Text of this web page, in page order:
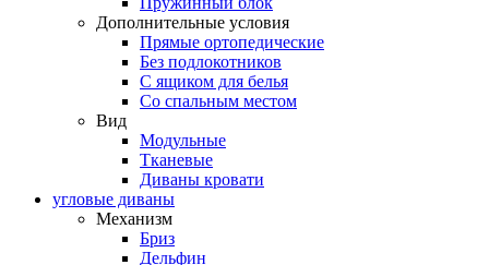
Дополнительные условия
Прямые ортопедические
Без подлокотников
С ящиком для белья
Со спальным местом
Вид
Модульные
Тканевые
Диваны кровати
угловые диваны
Механизм
Бриз
Дельфин